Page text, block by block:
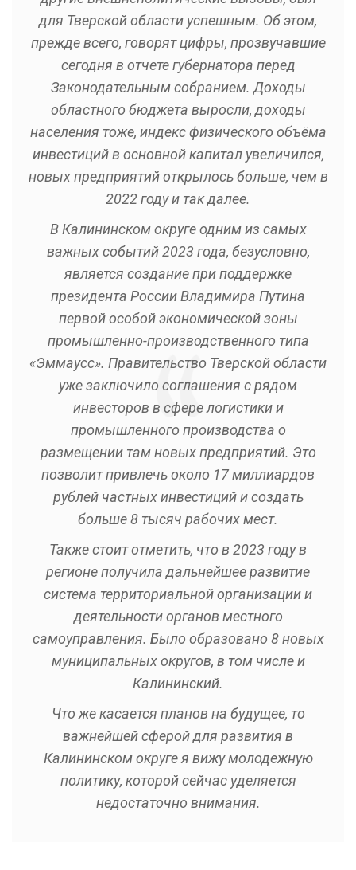
для Тверской области успешным. Об этом,
прежде всего, говорят цифры, прозвучавшие
сегодня в отчете губернатора перед
Законодательным собранием. Доходы
областного бюджета выросли, доходы
населения тоже, индекс физического объёма
инвестиций в основной капитал увеличился,
новых предприятий открылось больше, чем в
2022 году и так далее.
В Калининском округе одним из самых
важных событий 2023 года, безусловно,
является создание при поддержке
президента России Владимира Путина
первой особой экономической зоны
промышленно-производственного типа
«Эммаусс». Правительство Тверской области
уже заключило соглашения с рядом
инвесторов в сфере логистики и
промышленного производства о
размещении там новых предприятий. Это
позволит привлечь около 17 миллиардов
рублей частных инвестиций и создать
больше 8 тысяч рабочих мест.
Также стоит отметить, что в 2023 году в
регионе получила дальнейшее развитие
система территориальной организации и
деятельности органов местного
самоуправления. Было образовано 8 новых
муниципальных округов, в том числе и
Калининский.
Что же касается планов на будущее, то
важнейшей сферой для развития в
Калининском округе я вижу молодежную
политику, которой сейчас уделяется
недостаточно внимания.